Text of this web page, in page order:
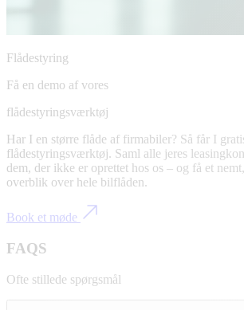
Flådestyring
Få en demo af vores
flådestyringsværktøj
Har I en større flåde af firmabiler? Så får I
flådestyringsværktøj. Saml alle jeres
dem, der ikke er oprettet hos os – og få et
overblik over hele bilflåden.
Book et møde
FAQS
Ofte stillede spørgsmål